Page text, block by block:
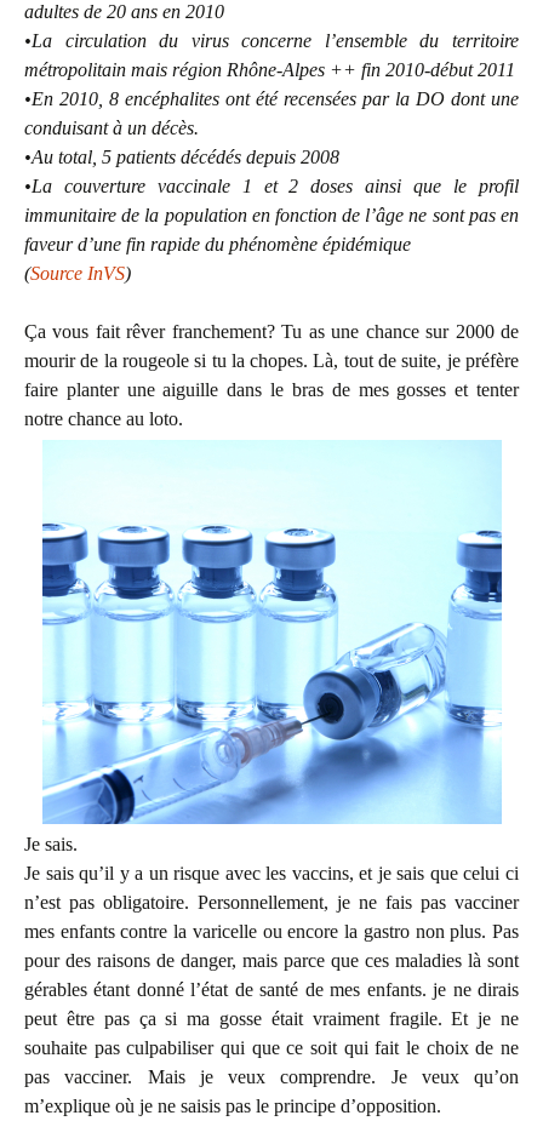
adultes de 20 ans en 2010
•La circulation du virus concerne l’ensemble du territoire
métropolitain mais région Rhône-Alpes ++ fin 2010-début 2011
•En 2010, 8 encéphalites ont été recensées par la DO dont une
conduisant à un décès.
•Au total, 5 patients décédés depuis 2008
•La couverture vaccinale 1 et 2 doses ainsi que le profil
immunitaire de la population en fonction de l’âge ne sont pas en
faveur d’une fin rapide du phénomène épidémique
(Source InVS)
Ça vous fait rêver franchement? Tu as une chance sur 2000 de
mourir de la rougeole si tu la chopes. Là, tout de suite, je préfère
faire planter une aiguille dans le bras de mes gosses et tenter
notre chance au loto.
Je sais.
Je sais qu’il y a un risque avec les vaccins, et je sais que celui ci
n’est pas obligatoire. Personnellement, je ne fais pas vacciner
mes enfants contre la varicelle ou encore la gastro non plus. Pas
pour des raisons de danger, mais parce que ces maladies là sont
gérables étant donné l’état de santé de mes enfants. je ne dirais
peut être pas ça si ma gosse était vraiment fragile. Et je ne
souhaite pas culpabiliser qui que ce soit qui fait le choix de ne
pas vacciner. Mais je veux comprendre. Je veux qu’on
m’explique où je ne saisis pas le principe d’opposition.